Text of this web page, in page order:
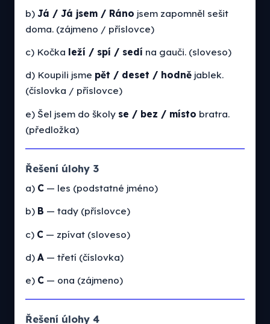
b) Já / Já jsem / Ráno jsem zapomněl sešit
doma. (zájmeno / příslovce)
c) Kočka leží / spí / sedí na gauči. (sloveso)
d) Koupili jsme pět / deset / hodně jablek.
(číslovka / příslovce)
e) Šel jsem do školy se / bez / místo bratra.
(předložka)
Řešení úlohy 3
a) C — les (podstatné jméno)
b) B — tady (příslovce)
c) C — zpívat (sloveso)
d) A — třetí (číslovka)
e) C — ona (zájmeno)
Řešení úlohy 4